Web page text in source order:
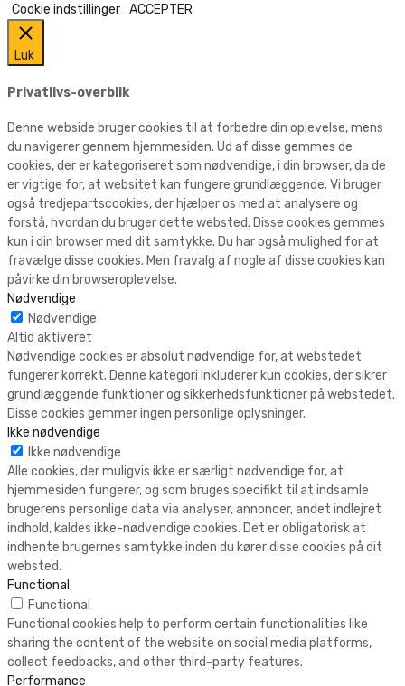
Cookie indstillinger ACCEPTER
Luk
Privatlivs-overblik
Denne webside bruger cookies til at forbedre din oplevelse, mens
du navigerer gennem hjemmesiden. Ud af disse gemmes de
cookies, der er kategoriseret som nødvendige, i din browser, da de
er vigtige for, at websitet kan fungere grundlæggende. Vi bruger
også tredjepartscookies, der hjælper os med at analysere og
forstå, hvordan du bruger dette websted. Disse cookies gemmes
kun i din browser med dit samtykke. Du har også mulighed for at
fravælge disse cookies. Men fravalg af nogle af disse cookies kan
påvirke din browseroplevelse.
Nødvendige
Nødvendige
Altid aktiveret
Nødvendige cookies er absolut nødvendige for, at webstedet
fungerer korrekt. Denne kategori inkluderer kun cookies, der sikrer
grundlæggende funktioner og sikkerhedsfunktioner på webstedet.
Disse cookies gemmer ingen personlige oplysninger.
Ikke nødvendige
Ikke nødvendige
Alle cookies, der muligvis ikke er særligt nødvendige for, at
hjemmesiden fungerer, og som bruges specifikt til at indsamle
brugerens personlige data via analyser, annoncer, andet indlejret
indhold, kaldes ikke-nødvendige cookies. Det er obligatorisk at
indhente brugernes samtykke inden du kører disse cookies på dit
websted.
Functional
Functional
Functional cookies help to perform certain functionalities like
sharing the content of the website on social media platforms,
collect feedbacks, and other third-party features.
Performance